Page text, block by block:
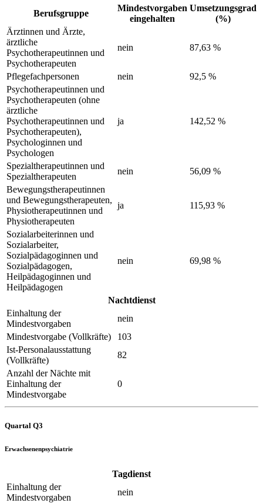
Berufsgruppe
Mindestvorgaben
eingehalten
Umsetzungsgrad
(%)
Ärztinnen und Ärzte,
ärztliche
Psychotherapeutinnen und
Psychotherapeuten
nein 87,63 %
Pflegefachpersonen nein
92,5 %
Psychotherapeutinnen und
Psychotherapeuten (ohne
ärztliche
Psychotherapeutinnen und
Psychotherapeuten),
Psychologinnen und
Psychologen
ja 142,52 %
Spezialtherapeutinnen und
Spezialtherapeuten
nein
56,09 %
Bewegungstherapeutinnen
und Bewegungstherapeuten,
Physiotherapeutinnen und
Physiotherapeuten
ja 115,93 %
Sozialarbeiterinnen und
Sozialarbeiter,
Sozialpädagoginnen und
Sozialpädagogen,
Heilpädagoginnen und
Heilpädagogen
nein 69,98 %
Nachtdienst
Einhaltung der
Mindestvorgaben
nein
Mindestvorgabe (Vollkräfte)
103
Ist-Personalausstattung
(Vollkräfte)
82
Anzahl der Nächte mit
Einhaltung der
Mindestvorgabe
0
Quartal Q3
Erwachsenenpsychiatrie
Tagdienst
Einhaltung der
Mindestvorgaben
nein